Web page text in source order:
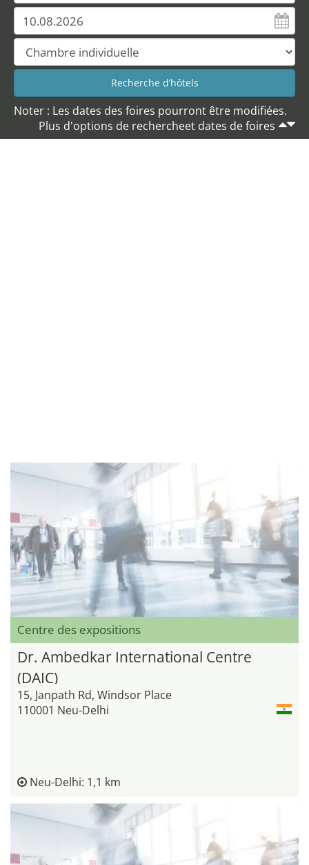
Noter : Les dates des foires pourront être modifiées.
Plus d'options de rechercheet dates de foires
Centre des expositions
Dr. Ambedkar International Centre
(DAIC)
15, Janpath Rd, Windsor Place
110001 Neu-Delhi
Neu-Delhi: 1,1 km